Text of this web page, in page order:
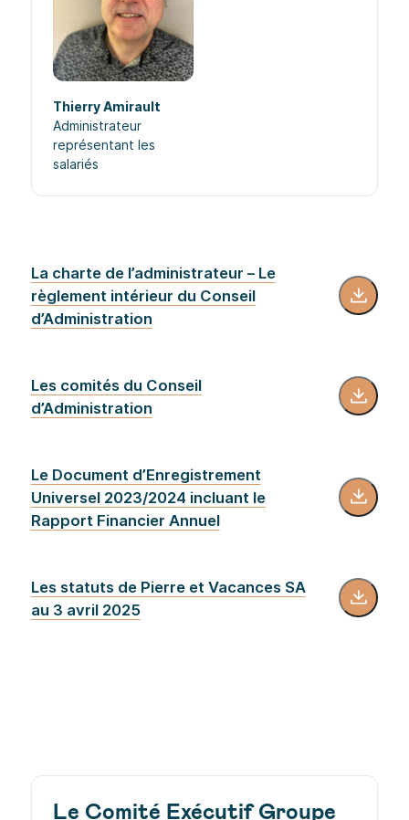
Thierry Amirault
Administrateur
représentant les
salariés
La charte de l’administrateur – Le
règlement intérieur du Conseil
d’Administration
Les comités du Conseil
d’Administration
Le Document d’Enregistrement
Universel 2023/2024 incluant le
Rapport Financier Annuel
Les statuts de Pierre et Vacances SA
au 3 avril 2025
Le Comité Exécutif Groupe